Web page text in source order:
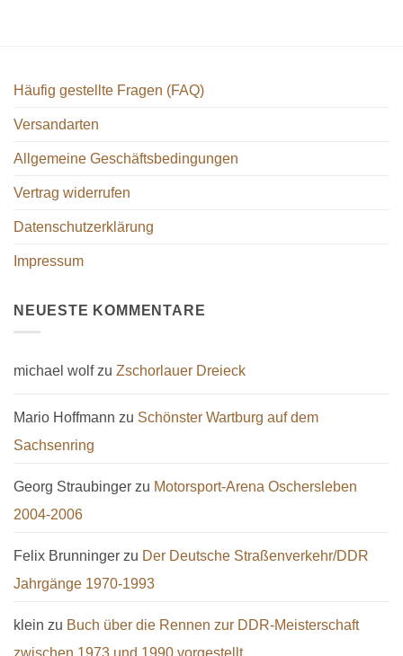
Häufig gestellte Fragen (FAQ)
Versandarten
Allgemeine Geschäftsbedingungen
Vertrag widerrufen
Datenschutzerklärung
Impressum
NEUESTE KOMMENTARE
michael wolfzu Zschorlauer Dreieck
Mario Hoffmann zu Schönster Wartburg auf dem
Sachsenring
Georg Straubinger zu Motorsport-Arena Oschersleben
2004-2006
Felix Brunninger zu Der Deutsche Straßenverkehr/DDR
Jahrgänge 1970-1993
klein zu Buch über die Rennen zur DDR-Meisterschaft